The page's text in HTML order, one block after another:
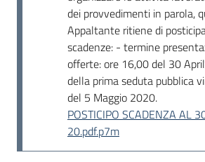
dei provvedimenti in parola,
Appaltante ritiene di
scadenze: - termine
offerte: ore 16,00 del 30
della prima seduta pubblica
del 5 Maggio 2020.
POSTICIPO SCADENZA AL
20.pdf.p7m